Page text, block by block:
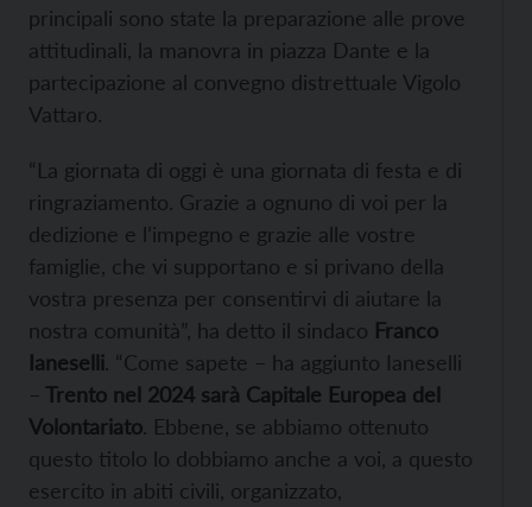
principali sono state la preparazione alle prove
attitudinali, la manovra in piazza Dante e la
partecipazione al convegno distrettuale Vigolo
Vattaro.
“La giornata di oggi è una giornata di festa e di
ringraziamento. Grazie a ognuno di voi per la
dedizione e l’impegno e grazie alle vostre
famiglie, che vi supportano e si privano della
vostra presenza per consentirvi di aiutare la
nostra comunità”, ha detto il sindaco Franco
Ianeselli. “Come sapete – ha aggiunto Ianeselli
– Trento nel 2024 sarà Capitale Europea del
Volontariato. Ebbene, se abbiamo ottenuto
questo titolo lo dobbiamo anche a voi, a questo
esercito in abiti civili, organizzato,